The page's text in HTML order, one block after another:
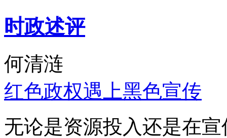
时政述评
何清涟
红色政权遇上黑色宣传
无论是资源投入还是在